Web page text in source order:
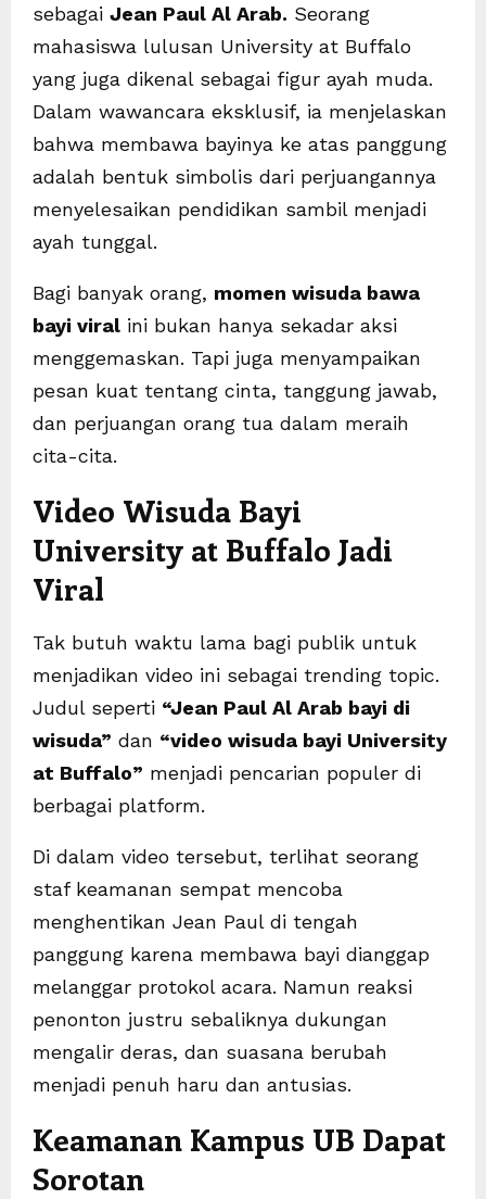
sebagai Jean Paul Al Arab. Seorang
mahasiswa lulusan University at Buffalo
yang juga dikenal sebagai figur ayah muda.
Dalam wawancara eksklusif, ia menjelaskan
bahwa membawa bayinya ke atas panggung
adalah bentuk simbolis dari perjuangannya
menyelesaikan pendidikan sambil menjadi
ayah tunggal.
Bagi banyak orang, momen wisuda bawa
bayi viral ini bukan hanya sekadar aksi
menggemaskan. Tapi juga menyampaikan
pesan kuat tentang cinta, tanggung jawab,
dan perjuangan orang tua dalam meraih
cita-cita.
Video Wisuda Bayi
University at Buffalo Jadi
Viral
Tak butuh waktu lama bagi publik untuk
menjadikan video ini sebagai trending topic.
Judul seperti “Jean Paul Al Arab bayi di
wisuda” dan “video wisuda bayi University
at Buffalo” menjadi pencarian populer di
berbagai platform.
Di dalam video tersebut, terlihat seorang
staf keamanan sempat mencoba
menghentikan Jean Paul di tengah
panggung karena membawa bayi dianggap
melanggar protokol acara. Namun reaksi
penonton justru sebaliknya dukungan
mengalir deras, dan suasana berubah
menjadi penuh haru dan antusias.
Keamanan Kampus UB Dapat
Sorotan